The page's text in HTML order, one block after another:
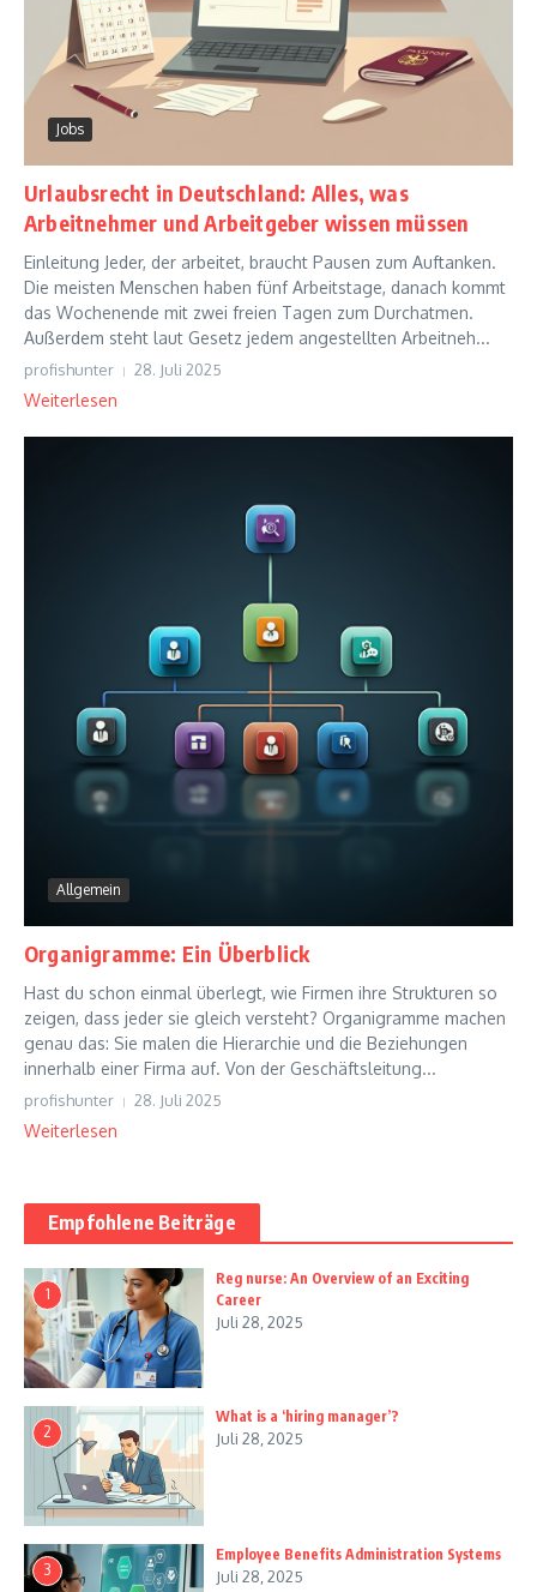
Jobs
Urlaubsrecht in Deutschland: Alles, was
Arbeitnehmer und Arbeitgeber wissen müssen
Einleitung Jeder, der arbeitet, braucht Pausen zum Auftanken.
Die meisten Menschen haben fünf Arbeitstage, danach kommt
das Wochenende mit zwei freien Tagen zum Durchatmen.
Außerdem steht laut Gesetz jedem angestellten Arbeitneh...
profishunter 28. Juli 2025
Weiterlesen
Allgemein
Organigramme: Ein Überblick
Hast du schon einmal überlegt, wie Firmen ihre Strukturen so
zeigen, dass jeder sie gleich versteht? Organigramme machen
genau das: Sie malen die Hierarchie und die Beziehungen
innerhalb einer Firma auf. Von der Geschäftsleitung...
profishunter 28. Juli 2025
Weiterlesen
Empfohlene Beiträge
1
Reg nurse: An Overview of an Exciting
Career
Juli 28, 2025
2
What is a ‘hiring manager’?
Juli 28, 2025
3
Employee Benefits Administration Systems
Juli 28, 2025